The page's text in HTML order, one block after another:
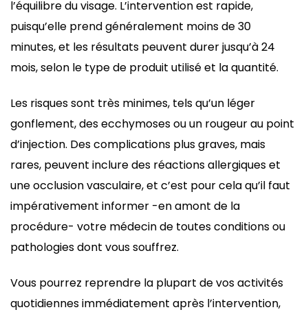
l’équilibre du visage. L’intervention est rapide,
puisqu’elle prend généralement moins de 30
minutes, et les résultats peuvent durer jusqu’à 24
mois, selon le type de produit utilisé et la quantité.
Les risques sont très minimes, tels qu’un léger
gonflement, des ecchymoses ou un rougeur au point
d’injection. Des complications plus graves, mais
rares, peuvent inclure des réactions allergiques et
une occlusion vasculaire, et c’est pour cela qu’il faut
impérativement informer -en amont de la
procédure- votre médecin de toutes conditions ou
pathologies dont vous souffrez.
Vous pourrez reprendre la plupart de vos activités
quotidiennes immédiatement après l’intervention,